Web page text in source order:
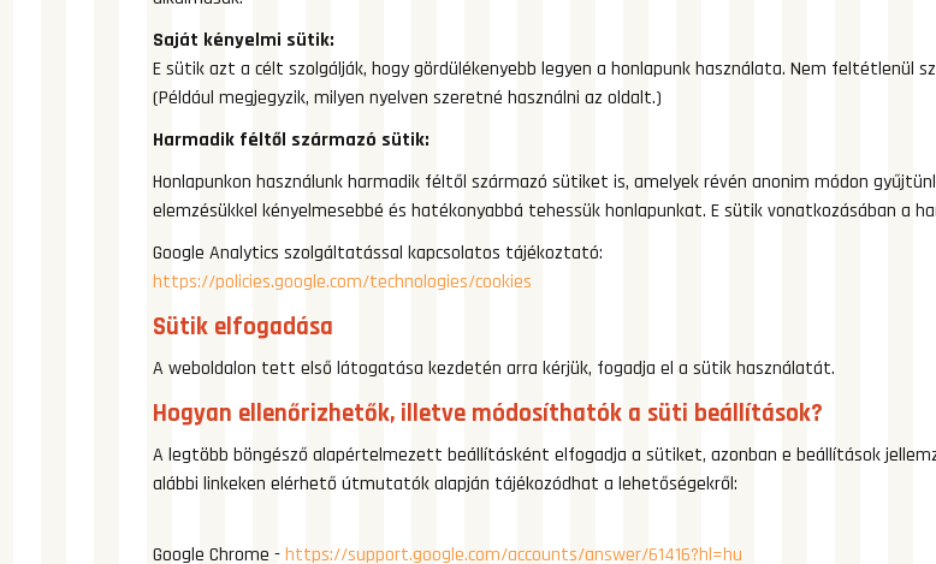
Saját kényelmi sütik:
E sütik azt a célt szolgálják, hogy gördülékenyebb legyen a honlapunk használata. Nem feltétlenül
(Például megjegyzik, milyen nyelven szeretné használni az oldalt.)
Harmadik féltől származó sütik:
Honlapunkon használunk harmadik féltől származó sütiket is, amelyek révén anonim módon
elemzésükkel kényelmesebbé és hatékonyabbá tehessük honlapunkat. E sütik vonatkozásában a
Google Analytics szolgáltatással kapcsolatos tájékoztató:
https://policies.google.com/technologies/cookies
Sütik elfogadása
A weboldalon tett első látogatása kezdetén arra kérjük, fogadja el a sütik használatát.
Hogyan ellenőrizhetők, illetve módosíthatók a süti beállítások?
A legtöbb böngésző alapértelmezett beállításként elfogadja a sütiket, azonban e beállítások
alábbi linkeken elérhető útmutatók alapján tájékozódhat a lehetőségekről:
Google Chrome -https://support.google.com/accounts/answer/61416?hl=hu